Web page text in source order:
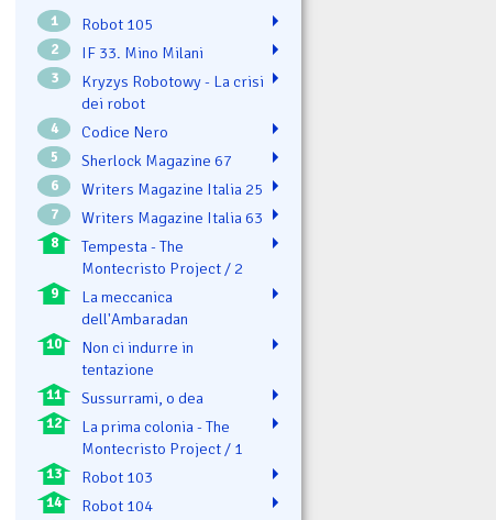
1 Robot 105
2 IF 33. Mino Milani
3
Kryzys Robotowy - La crisi
dei robot
4 Codice Nero
5 Sherlock Magazine 67
6 Writers Magazine Italia 25
7 Writers Magazine Italia 63
8
Tempesta - The
Montecristo Project / 2
9
La meccanica
dell'Ambaradan
10
Non ci indurre in
tentazione
11 Sussurrami, o dea
12
La prima colonia - The
Montecristo Project / 1
13 Robot 103
14 Robot 104